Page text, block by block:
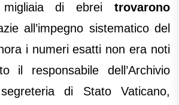
migliaia di ebrei trovarono
all’impegno sistematico del
i numeri esatti non era noti
il responsabile dell’Archivio
di Stato Vaticano,